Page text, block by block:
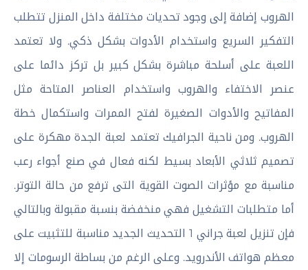
الهروب إضافة إلى وجود تحديات مختلفة داخل المنزل تتطلب
التفكير السريع واستخدام الأدوات بشكل ذكي. ولا تعتمد
اللعبة على أسلحة مباشرة بشكل كبير بل تركز دائما على
عنصر الاختفاء والهروب واستخدام العناصر المتاحة مثل
المفاتيح والأدوات الصغيرة لفتح الممرات واستكمال خطة
الهروب. ومن ناحية الجرافيك تعتمد لعبة الجدة مهكرة على
تصميم ثلاثي الأبعاد بسيط لكنه فعال في صنع أجواء رعب
مناسبة مع مؤثرات الصوت القوية التى ترفع من حالة التوتر.
أما متطلبات التشغيل فهي منخفضة بنسبة مقبولة وبالتالي
فإن تنزيل لعبة جراني 1 التحديث الجديد مناسبة للتثبيت على
معظم هواتف الأندرويد. وعلى الرغم من بساطة الرسومات إلا